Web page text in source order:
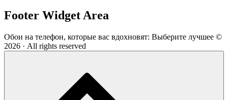
Footer Widget Area
Обои на телефон, которые вас вдохновят: Выберите лучшее ©
2026 · All rights reserved